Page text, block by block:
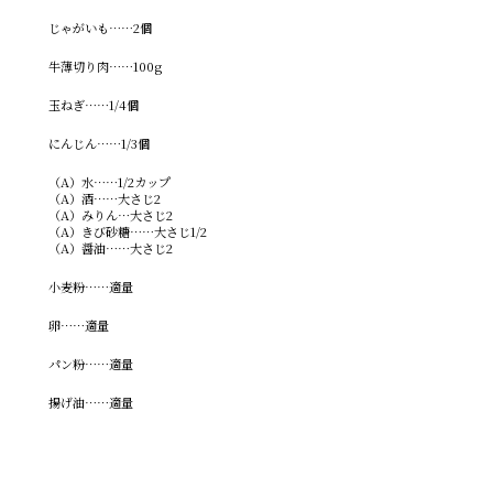
じゃがいも……2個
牛薄切り肉……100g
玉ねぎ……1/4個
にんじん……1/3個
（A）水……1/2カップ
（A）酒……大さじ2
（A）みりん…大さじ2
（A）きび砂糖……大さじ1/2
（A）醤油……大さじ2
小麦粉……適量
卵……適量
パン粉……適量
揚げ油……適量